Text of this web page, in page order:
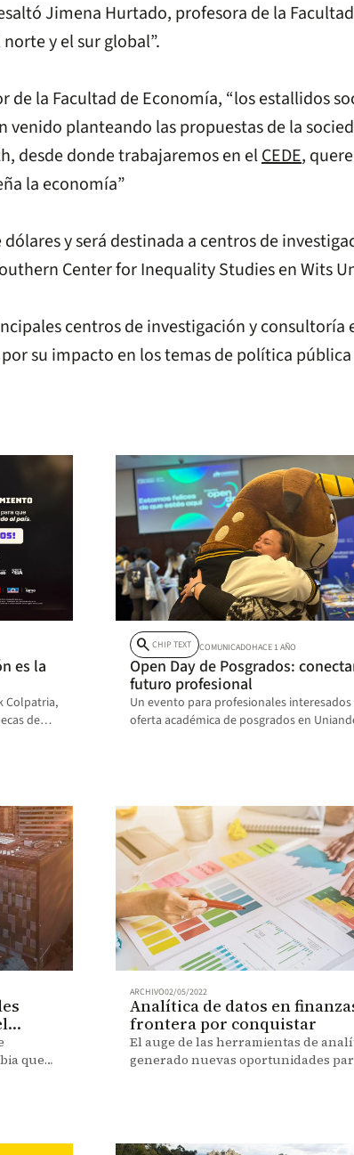
Jimena Hurtado, profesora de la
y el sur global”.
de la Facultad de Economía, “los estallidos
planteando las propuestas de la
desde donde trabajaremos en elCEDE,
la economía”
y será destinada a centros de
Center for Inequality Studies en Wits
centros de investigación y
su impacto en los temas de política
es la
Colpatria,
de
search CHIP TEXT COMUNICADOHACE 1 AÑO
Open Day de Posgrados:
futuro profesional
Un evento para profesionales
oferta académica de posgrados en
que
ARCHIVO02/05/2022
Analítica de datos en
frontera por conquistar
El auge de las herramientas de
generado nuevas oportunidades